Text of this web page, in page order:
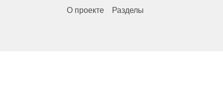
О проекте Разделы